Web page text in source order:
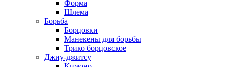
Форма
Шлема
Борьба
Борцовки
Манекены для борьбы
Трико борцовское
Джиу-джитсу